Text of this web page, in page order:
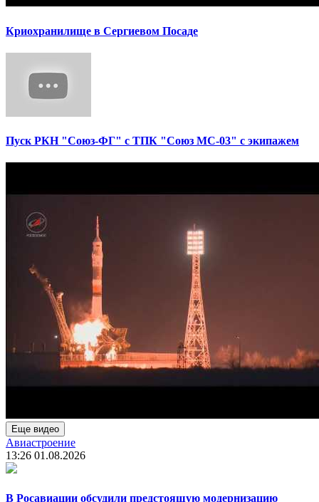
Криохранилище в Сергиевом Посаде
Пуск РКН "Союз-ФГ" с ТПК "Союз МС-03" с экипажем
Еще видео
Авиастроение
13:26 01.08.2026
В Росавиации обсудили предстоящую модернизацию